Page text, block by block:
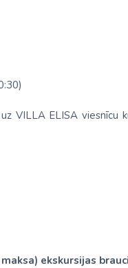
uz VILLA ELISA viesnīcu
ekskursijas